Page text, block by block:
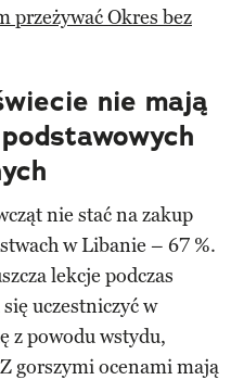
przeżywać Okres bez
nie mają
nie stać na zakup
w Libanie – 67 %.
lekcje podczas
uczestniczyć w
z powodu wstydu,
gorszymi ocenami mają